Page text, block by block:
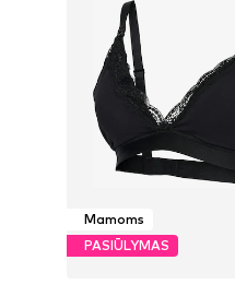
Mamoms
PASIŪLYMAS